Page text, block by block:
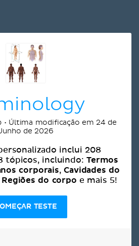
• Última modificação em 24 de
de 2026
inclui 208
tópicos, incluindo:Termos
corporais,Cavidades do
Regiões do corpo e mais 5!
TESTE